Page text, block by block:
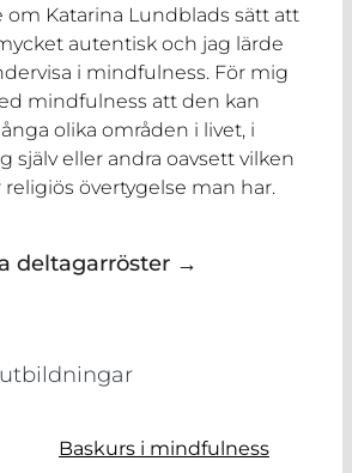
om Katarina Lundblads sätt att
autentisk och jag lärde
i mindfulness. För mig
mindfulness att den kan
olika områden i livet, i
själv eller andra oavsett vilken
övertygelse man har.
deltagarröster →
Baskurs i mindfulness